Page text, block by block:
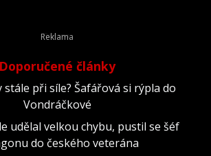
Doporučené články
při síle? Šafářová si rýpla do
Vondráčkové
udělal velkou chybu, pustil se šéf
do českého veterána